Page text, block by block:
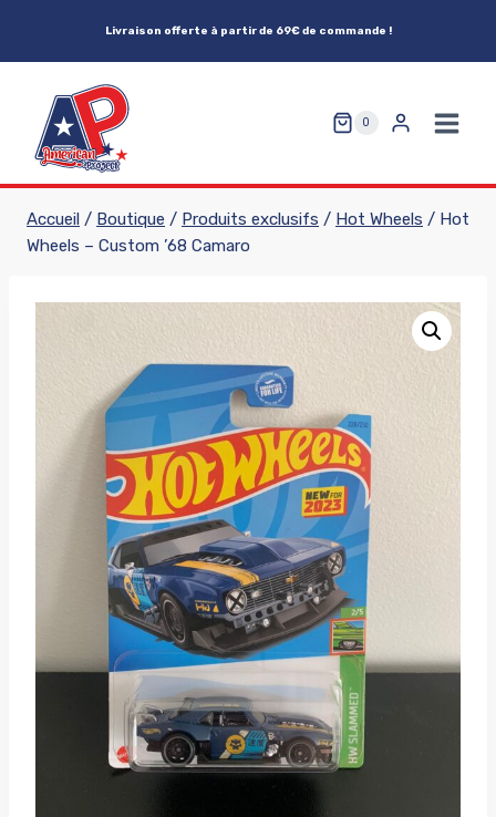
Livraison offerte à partir de 69€ de commande !
0
Accueil / Boutique / Produits exclusifs / Hot Wheels / Hot
Wheels – Custom ’68 Camaro